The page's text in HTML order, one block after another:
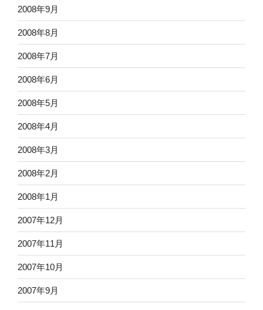
2008年9月
2008年8月
2008年7月
2008年6月
2008年5月
2008年4月
2008年3月
2008年2月
2008年1月
2007年12月
2007年11月
2007年10月
2007年9月